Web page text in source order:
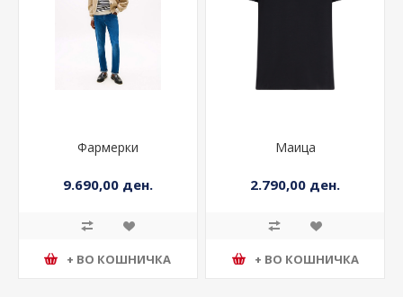
Фармерки
9.690,00 ден.
+ ВО КОШНИЧКА
Маица
2.790,00 ден.
+ ВО КОШНИЧКА